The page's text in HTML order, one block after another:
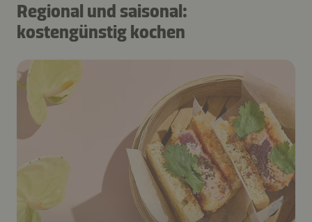
Regional und saisonal:
kostengünstig kochen